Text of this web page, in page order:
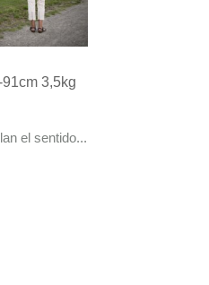
3,5kg
el sentido...